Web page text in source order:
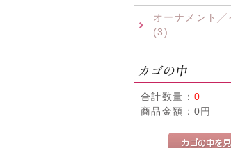
オーナメント╱
(3)
合計数量： 0
商品金額： 0円